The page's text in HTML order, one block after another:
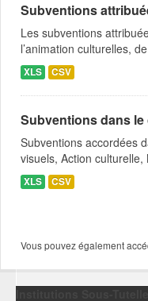
Subventions
Les subventions
l’animation culturelles,
XLS CSV
Subventions dans
Subventions accordées
visuels, Action culturelle,
XLS CSV
Vous pouvez également